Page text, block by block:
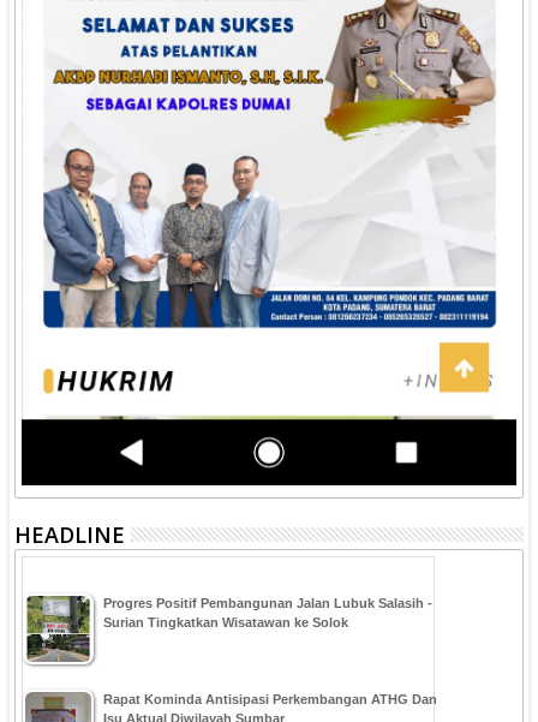
HEADLINE
Progres Positif Pembangunan Jalan Lubuk Salasih -
Surian Tingkatkan Wisatawan ke Solok
Rapat Kominda Antisipasi Perkembangan ATHG Dan
Isu Aktual Diwilayah Sumbar